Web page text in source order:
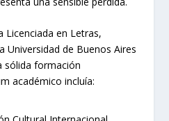
Licenciada en Letras,
Universidad de Buenos Aires
sólida formación
académico incluía: